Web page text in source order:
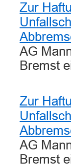
Zur
AG
Bremst
Zur
AG
Bremst